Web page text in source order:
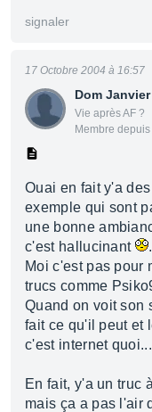
signaler
Dom Janvier
Vie après AF ?
Membre
17 Octobre 2004 à 16:57
Ouai en fait y'a
exemple qui sont
une bonne
c'est hallucinant
.
Moi c'est pas pour
trucs comme
Quand on voit son
fait ce qu'il peut et
c'est internet quoi...
En fait, y'a un truc
mais ça a pas l'air